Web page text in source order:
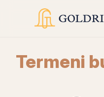
Termeni